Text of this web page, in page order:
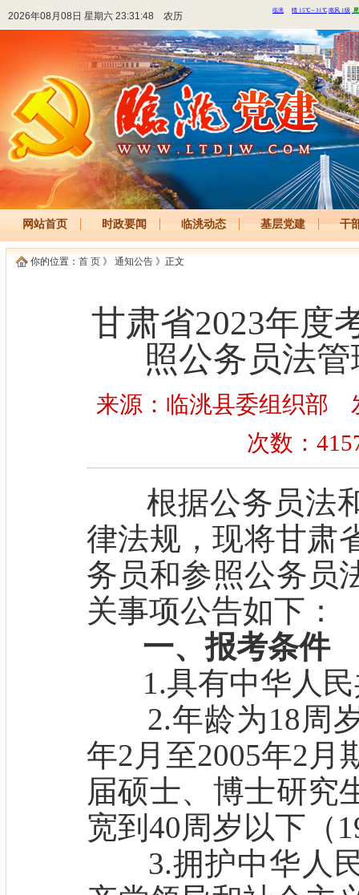
2026年08月08日 星期六 23:31:48 农历
网站首页 时政要闻 临洮动态 基层党建 干
你的位置： 首 页 》 通知公告 》正文
甘肃省2023年度
照公务员法
来源：临洮县委组织部
次数：
根据公务员法和
律法规，现将甘肃
务员和参照公务员
关事项公告如下：
一、报考条件
1.具有中华人民
2.年龄为18周岁
年2月至2005年2月
届硕士、博士研究
宽到40周岁以下（
3.拥护中华人民